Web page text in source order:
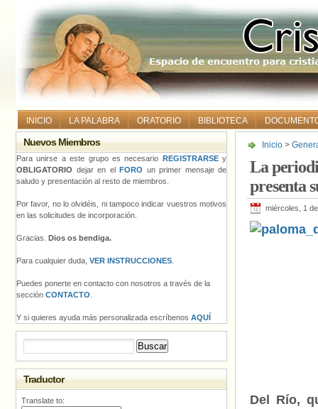
INICIO LA PALABRA ORATORIO BIBLIOTECA
Inicio >
La
presenta
miércoles, 1
Del Río,
Nuevos Miembros
Para unirse a este grupo es necesario REGISTRARSEy
OBLIGATORIO dejar en el FORO un primer mensaje de
saludo y presentación al resto de miembros.
Por favor, no lo olvidéis, ni tampoco indicar vuestros motivos
en las solicitudes de incorporación.
Gracias. Dios os bendiga.
Para cualquier duda, VER INSTRUCCIONES
Puedes ponerte en contacto con nosotros a través de la
sección CONTACTO
Y si quieres ayuda más personalizada escríbenos AQUÍ
Traductor
Translate to: